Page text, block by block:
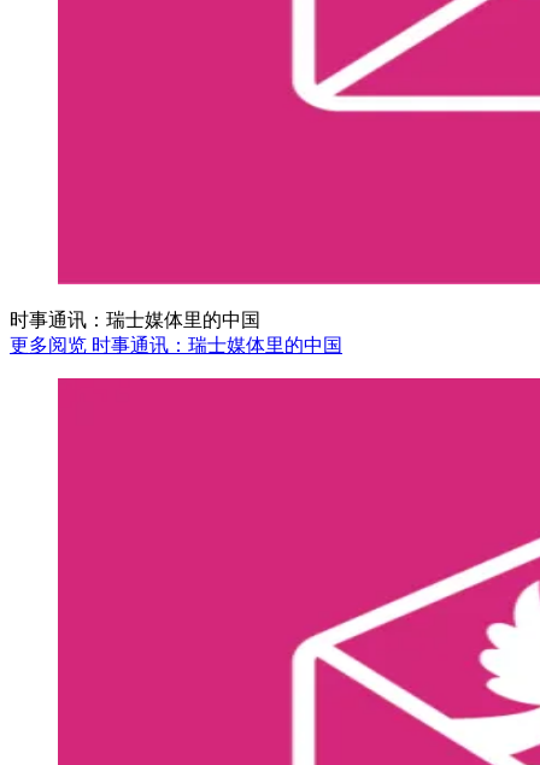
时事通讯：瑞士媒体里的中国
更多阅览 时事通讯：瑞士媒体里的中国